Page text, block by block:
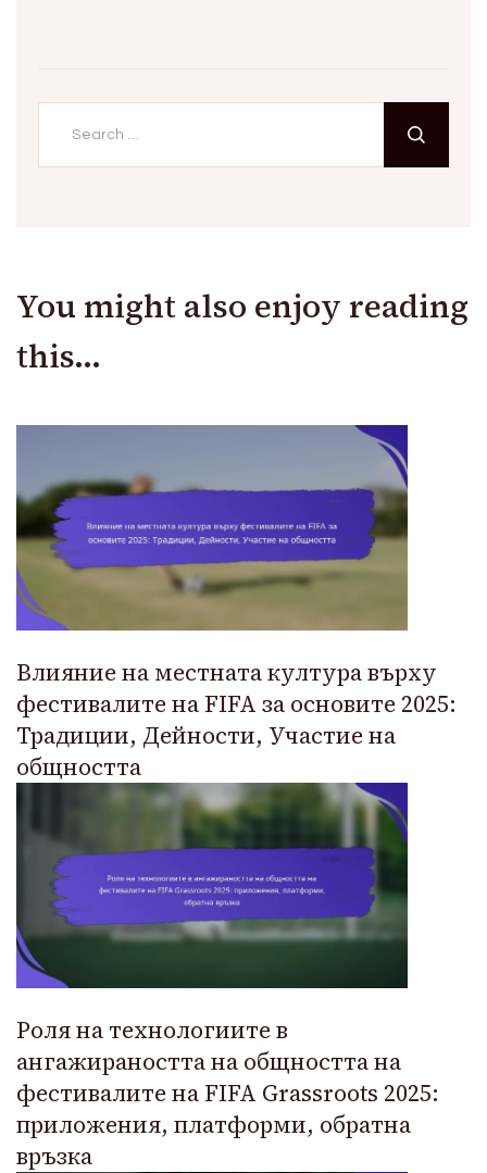
You might also enjoy reading
this...
Влияние на местната култура върху
фестивалите на FIFA за основите 2025:
Традиции, Дейности, Участие на
общността
Роля на технологиите в
ангажираността на общността на
фестивалите на FIFA Grassroots 2025:
приложения, платформи, обратна
връзка